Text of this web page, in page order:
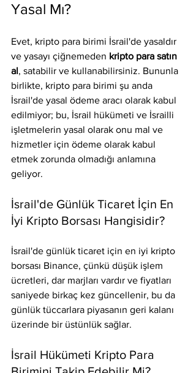
Yasal Mı?
Evet, kripto para birimi İsrail'de yasaldır
ve yasayı çiğnemeden kripto para satın
al, satabilir ve kullanabilirsiniz. Bununla
birlikte, kripto para birimi şu anda
İsrail'de yasal ödeme aracı olarak kabul
edilmiyor; bu, İsrail hükümeti ve İsrailli
işletmelerin yasal olarak onu mal ve
hizmetler için ödeme olarak kabul
etmek zorunda olmadığı anlamına
geliyor.
İsrail'de Günlük Ticaret İçin En
İyi Kripto Borsası Hangisidir?
İsrail'de günlük ticaret için en iyi kripto
borsası Binance, çünkü düşük işlem
ücretleri, dar marjları vardır ve fiyatları
saniyede birkaç kez güncellenir, bu da
günlük tüccarlara piyasanın geri kalanı
üzerinde bir üstünlük sağlar.
İsrail Hükümeti Kripto Para